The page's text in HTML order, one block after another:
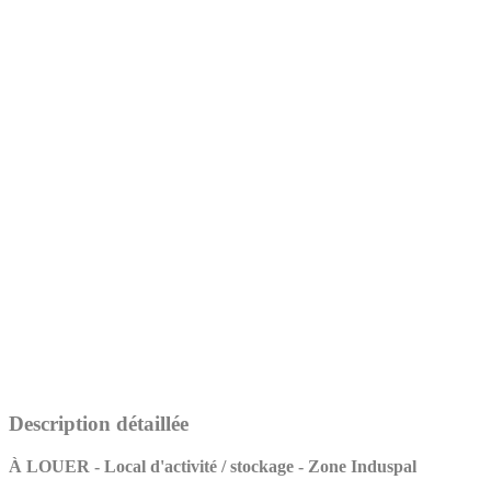
Description détaillée
À LOUER - Local d'activité / stockage - Zone Induspal